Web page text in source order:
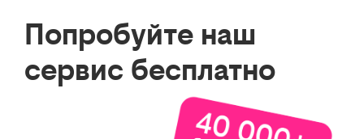
Попробуйте наш
сервис бесплатно